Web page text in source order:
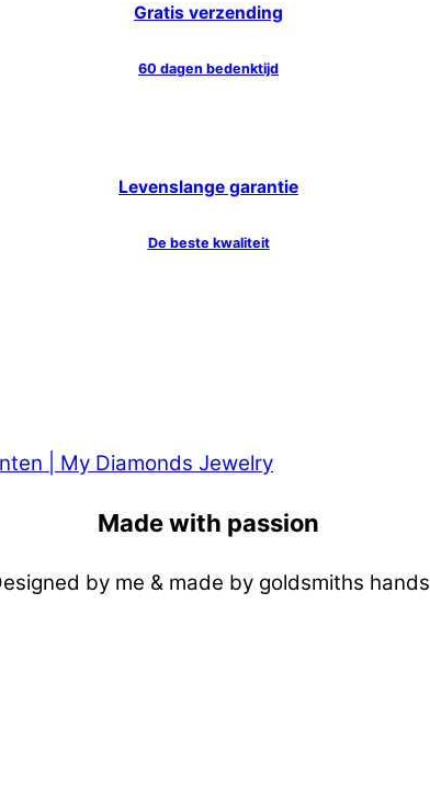
Gratis verzending
60 dagen bedenktijd
Levenslange garantie
De beste kwaliteit
Made with passion
by me & made by goldsmiths hands